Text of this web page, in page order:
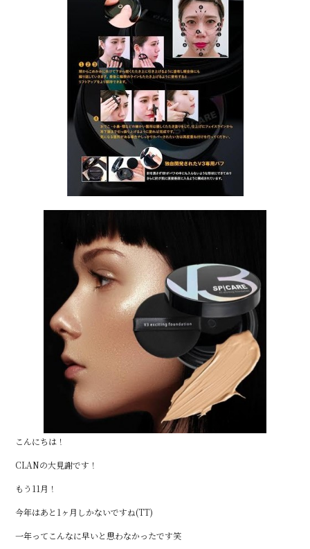
こんにちは！
CLANの大見謝です！
もう11月！
今年はあと1ヶ月しかないですね(TT)
一年ってこんなに早いと思わなかったです笑